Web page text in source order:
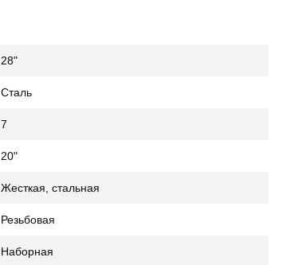
28"
Сталь
7
20"
Жесткая, стальная
Резьбовая
Наборная